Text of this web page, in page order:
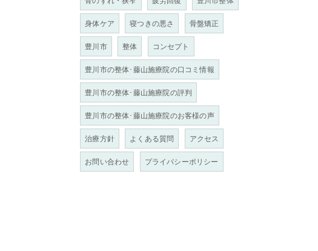
身体ケア 寝つきの悪さ 骨盤矯正
豊川市 整体 コンセプト
豊川市の整体･藤山施療院の口コミ情報
豊川市の整体･藤山施療院の評判
豊川市の整体･藤山施療院のお客様の声
治療方針 よくある質問 アクセス
お問い合わせ プライバシーポリシー